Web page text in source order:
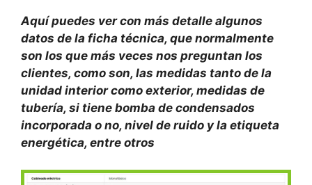
Aquí puedes ver con más detalle algunos
datos de la ficha técnica, que normalmente
son los que más veces nos preguntan los
clientes, como son, las medidas tanto de la
unidad interior como exterior, medidas de
tubería, si tiene bomba de condensados
incorporada o no, nivel de ruido y la etiqueta
energética, entre otros